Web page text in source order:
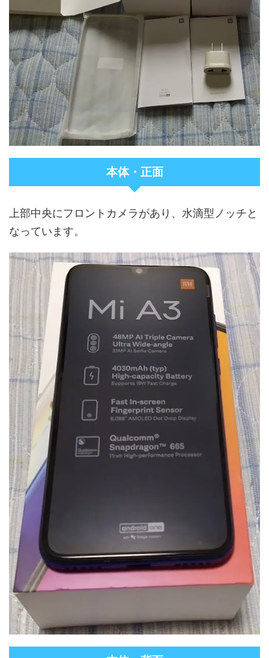
本体・正面
上部中央にフロントカメラがあり、水滴型ノッチと
なっています。